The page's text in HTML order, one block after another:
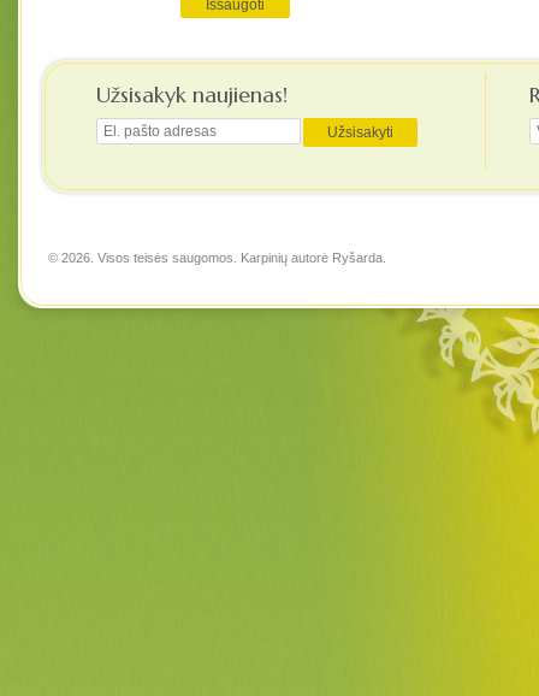
Užsisakyk naujienas!
© 2026. Visos teisės saugomos. Karpinių autorė Ryšarda